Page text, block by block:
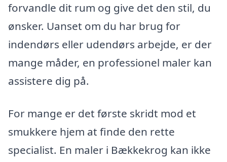
forvandle dit rum og give det den stil, du
ønsker. Uanset om du har brug for
indendørs eller udendørs arbejde, er der
mange måder, en professionel maler kan
assistere dig på.
For mange er det første skridt mod et
smukkere hjem at finde den rette
specialist. En maler i Bækkekrog kan ikke